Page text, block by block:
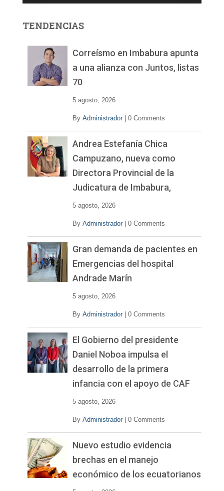
d
TENDENCIAS
Correísmo en Imbabura apunta
a una alianza con Juntos, listas
70
5 agosto, 2026
By Administrador 0 Comments
Andrea Estefanía Chica
Campuzano, nueva como
Directora Provincial de la
Judicatura de Imbabura,
5 agosto, 2026
By Administrador 0 Comments
Gran demanda de pacientes en
Emergencias del hospital
Andrade Marín
5 agosto, 2026
By Administrador 0 Comments
El Gobierno del presidente
Daniel Noboa impulsa el
desarrollo de la primera
infancia con el apoyo de CAF
5 agosto, 2026
By Administrador 0 Comments
Nuevo estudio evidencia
brechas en el manejo
económico de los ecuatorianos